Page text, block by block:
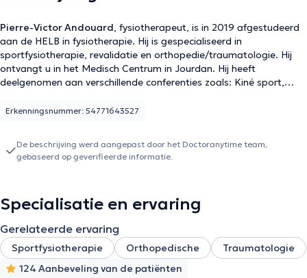
Pierre-Victor Andouard, fysiotherapeut, is in 2019 afgestudeerd
aan de HELB in fysiotherapie. Hij is gespecialiseerd in
sportfysiotherapie, revalidatie en orthopedie/traumatologie. Hij
ontvangt u in het Medisch Centrum in Jourdan. Hij heeft
deelgenomen aan verschillende conferenties zoals: Kiné sport,
Erkenningsnummer: 54771643527
De beschrijving werd aangepast door het Doctoranytime team,
gebaseerd op geverifieerde informatie.
Specialisatie en ervaring
Gerelateerde ervaring
Sportfysiotherapie Orthopedische
Traumatologie
124 Aanbeveling van de patiënten